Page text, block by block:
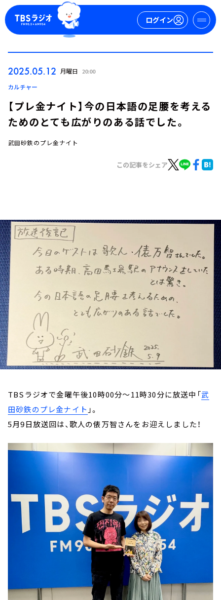
ログイン
お知らせ
イベント・グッズ
YouTube
2025.05.12 月曜日 20:00
カルチャー
【プレ金ナイト】今の日本語の足腰を考える
ためのとても広がりのある話でした。
武田砂鉄のプレ金ナイト
この記事をシェア
TBSラジオで金曜午後10時00分～11時30分に放送中「武
田砂鉄のプレ金ナイト 」。
5月9日放送回は、歌人の俵万智さんをお迎えしました！